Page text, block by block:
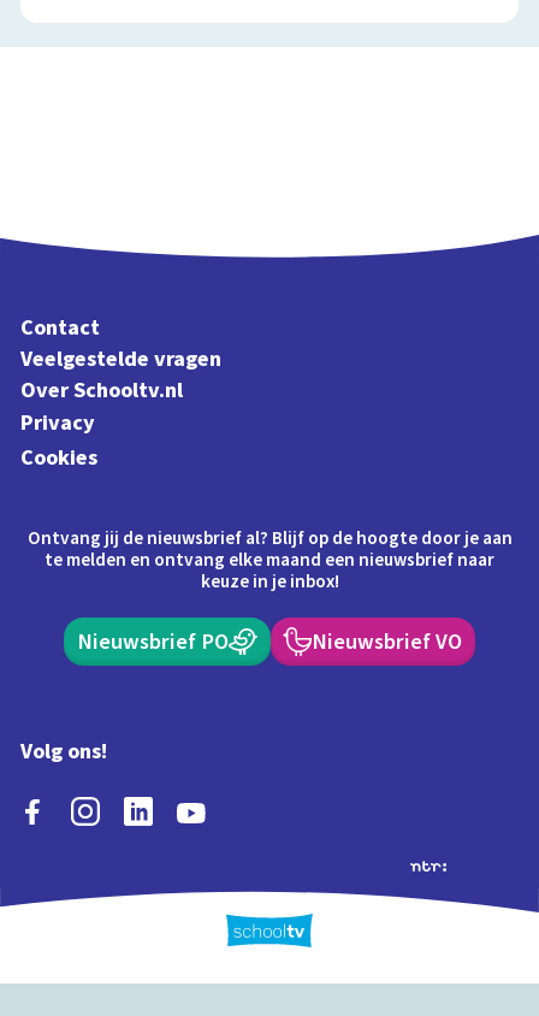
Contact
Veelgestelde vragen
Over Schooltv.nl
Privacy
Cookies
Ontvang jij de nieuwsbrief al? Blijf op de hoogte door je aan
te melden en ontvang elke maand een nieuwsbrief naar
keuze in je inbox!
Nieuwsbrief PO Nieuwsbrief VO
Volg ons!